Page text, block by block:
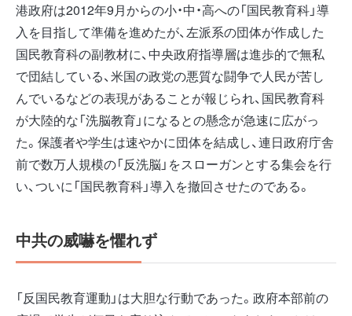
港政府は2012年9月からの小・中・高への「国民教育科」導
入を目指して準備を進めたが、左派系の団体が作成した
国民教育科の副教材に、中央政府指導層は進歩的で無私
で団結している、米国の政党の悪質な闘争で人民が苦し
んでいるなどの表現があることが報じられ、国民教育科
が大陸的な「洗脳教育」になるとの懸念が急速に広がっ
た。保護者や学生は速やかに団体を結成し、連日政府庁舎
前で数万人規模の「反洗脳」をスローガンとする集会を行
い、ついに「国民教育科」導入を撤回させたのである。
中共の威嚇を懼れず
「反国民教育運動」は大胆な行動であった。政府本部前の